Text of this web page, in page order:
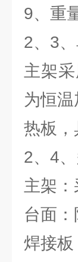
9、重
2、3
主架
为恒温
热板
2、4
主架：
台面：
焊接